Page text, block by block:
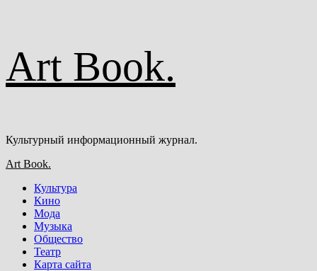
содержимому
Art Book.
Культурный информационный журнал.
Основное
Art Book.
Культура
Кино
Мода
Музыка
Общество
Театр
Карта сайта